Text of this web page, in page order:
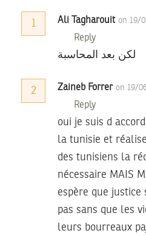
1 Ali Tagharouit on 19/
Reply
لكن بعد المحاسبة
2 Zaineb Forrer on 19/
Reply
oui je suis d
la tunisie et
des tunisiens la
nécessaire MAIS
espère que justice
pas sans que les
leurs bourreaux